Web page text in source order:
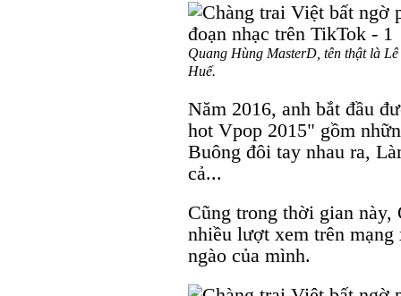
Quang Hùng MasterD, tên thật là
Huế.
Năm 2016, anh bắt đầu
hot Vpop 2015" gồm
Buông đôi tay nhau ra,
cả...
Cũng trong thời gian này,
nhiều lượt xem trên
ngào của mình.